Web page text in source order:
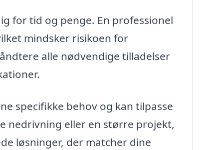
for tid og penge. En professionel
mindsker risikoen for
alle nødvendige tilladelser
specifikke behov og kan tilpasse
nedrivning eller en større projekt,
løsninger, der matcher dine